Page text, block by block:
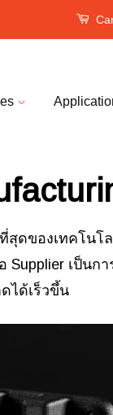
ดของเทคโนโ
เป็นก
ได้เร็วขึ้น